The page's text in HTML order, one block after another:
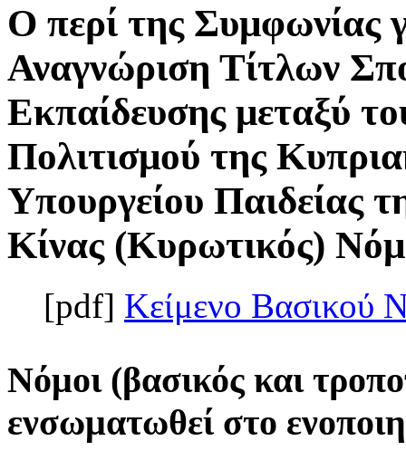
Ο περί της Συμφωνίας
Αναγνώριση Τίτλων
Εκπαίδευσης μεταξύ
Πολιτισμού της
Υπουργείου Παιδείας
Κίνας (Κυρωτικός)
[pdf] Κείμενο Βασικού
Νόμοι (βασικός και
ενσωματωθεί στο